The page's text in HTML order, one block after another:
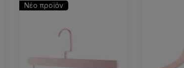
Νέο προϊόν